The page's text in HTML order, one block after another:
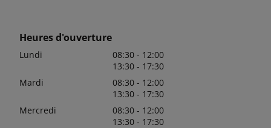
Heures d'ouverture
Lundi
08:30 - 12:00
13:30 - 17:30
Mardi
08:30 - 12:00
13:30 - 17:30
Mercredi
08:30 - 12:00
13:30 - 17:30